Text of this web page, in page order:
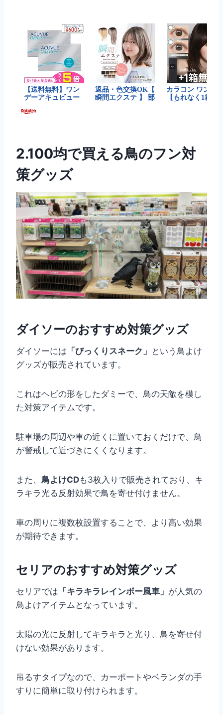
2.100均で買える鳥のフン対
策グッズ
ダイソーのおすすめ対策グッズ
ダイソーには 「びっくりスネーク」 という鳥よけ
グッズが販売されています。
これはヘビの形をしたダミーで、鳥の天敵を模し
た対策アイテムです。
駐車場の周辺や車の近くに置いておくだけで、鳥
が警戒して近づきにくくなります。
また、 鳥よけCDも3枚入りで販売されており、キ
ラキラ光る反射効果で鳥を寄せ付けません。
車の周りに複数枚設置することで、より高い効果
が期待できます。
セリアのおすすめ対策グッズ
セリアでは 「キラキラレインボー風車」 が人気の
鳥よけアイテムとなっています。
太陽の光に反射してキラキラと光り、鳥を寄せ付
けない効果があります。
吊るすタイプなので、カーポートやベランダの手
すりに簡単に取り付けられます。